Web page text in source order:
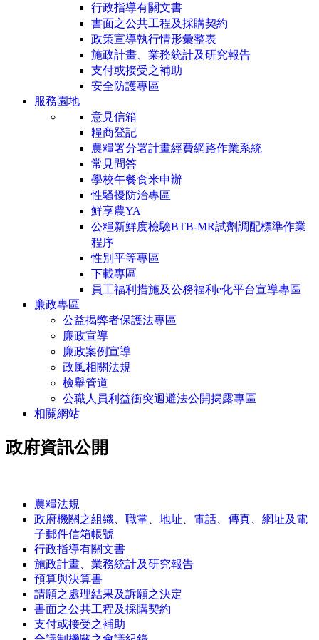
行政指導有關文書
書面之公共工程及採購契約
政策宣導執行情形彙整表
施政計畫、業務統計及研究報告
支付或接受之補助
安全防護專區
服務園地
意見信箱
糧商登記
農糧署分署計畫經費網路作業系統
常見問答
學校午餐食米申辦
性騷擾防治專區
鮮享農YA
公糧新鮮度檢驗BTB-MR試劑調配標準作業
程序
性別平等專區
下載專區
員工福利措施及公務福利e化平台宣導專區
廉政專區
公益揭弊者保護法專區
廉政宣導
廉政案例宣導
政風相關法規
檢舉管道
公職人員利益衝突迴避法公開揭露專區
相關網站
政府資訊公開
農糧法規
政府機關之組織、職掌、地址、電話、傳真、網址及電
子郵件信箱帳號
行政指導有關文書
施政計畫、業務統計及研究報告
預算與決算書
請願之處理結果及訴願之決定
書面之公共工程及採購契約
支付或接受之補助